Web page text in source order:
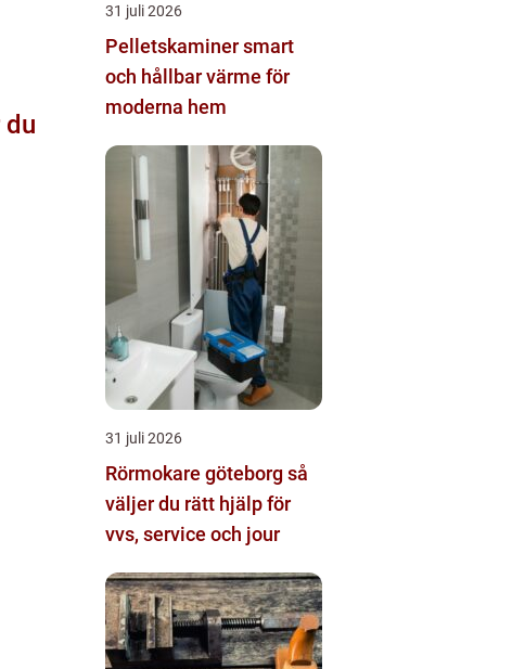
31 juli 2026
Pelletskaminer smart
och hållbar värme för
moderna hem
31 juli 2026
Rörmokare göteborg så
väljer du rätt hjälp för
vvs, service och jour